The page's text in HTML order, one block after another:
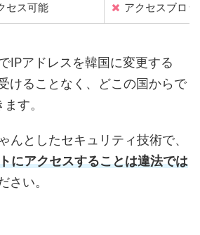
セス可能 アクセスブロ
IPアドレスを韓国に変更する
けることなく、どこの国からで
す。
んとしたセキュリティ技術で、
にアクセスすることは違法では
さい。